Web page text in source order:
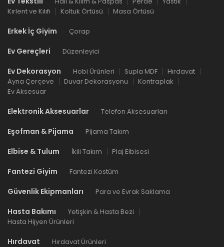
Kırlent ve Kılıfı
Koltuk Örtüsü Masa Örtüsü
Erkek İç Giyim Çorap
Ev Gereçleri Düzenleyici
Ev Dekorasyon Hobi Ürünleri Supla MDF
Hırdavat
Ayna Çerçeve
Duvar Dekorasyonu
Kontraplak
Ev Aksesuar
Elektronik Aksesuarlar Telefon Aksesuarları
Eşofman & Pijama Pijama Takım
Elbise & Tulum İkili Takım Plaj Elbisesi
Fantezi Giyim Fantezi Kostüm
Güvenlik Ekipmanları Para ve Evrak Saklama
Hasta Bakımı
Yetişkin & Hasta Bezi
Hasta Hijyen Ürünleri
Hırdavat Hırdavat Ürünleri